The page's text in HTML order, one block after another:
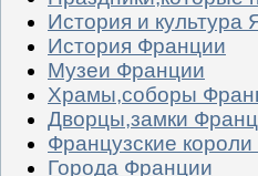
История и культура
История Франции
Музеи Франции
Храмы,соборы
Дворцы,замки
Французские
Города Франции